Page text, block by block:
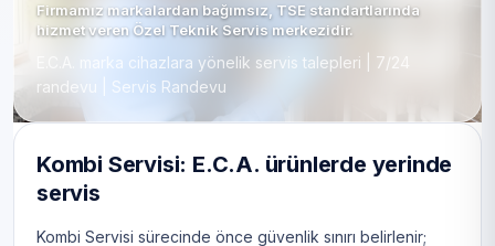
Firmamız markalardan bağımsız, TSE standartlarında
hizmet veren Özel Teknik Servis merkezidir.
E.C.A. marka cihazlara yönelik servis talepleri | 7/24
randevu | Servis Randevu
Kombi Servisi: E.C.A. ürünlerde yerinde
servis
Kombi Servisi sürecinde önce güvenlik sınırı belirlenir;